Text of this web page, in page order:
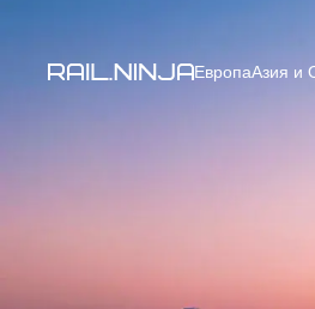
ЕвропаАзия и